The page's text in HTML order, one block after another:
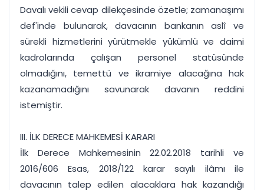
Davalı vekili cevap dilekçesinde özetle; zamanaşımı
def'inde bulunarak, davacının bankanın aslî ve
sürekli hizmetlerini yürütmekle yükümlü ve daimi
kadrolarında çalışan personel statüsünde
olmadığını, temettü ve ikramiye alacağına hak
kazanamadığını savunarak davanın reddini
istemiştir.
III. İLK DERECE MAHKEMESİ KARARI
İlk Derece Mahkemesinin 22.02.2018 tarihli ve
2016/606 Esas, 2018/122 karar sayılı ilâmı ile
davacının talep edilen alacaklara hak kazandığı